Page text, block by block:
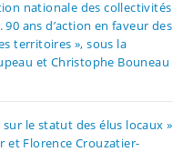
nationale des collectivités
ans d’action en faveur des
territoires », sous la
et Christophe Bouneau
sur le statut des élus locaux »
et Florence Crouzatier-